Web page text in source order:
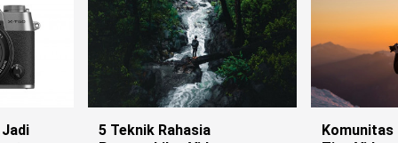
5 Teknik Rahasia